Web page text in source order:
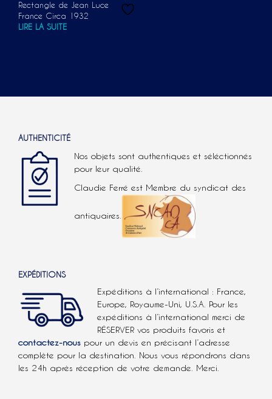
Rectangle de Jean Luce
France Circa 1932
LIRE LA SUITE
AUTHENTICITÉ
Nos objets sont authentiques et séléctionnés
pour leur qualité.
Claudie Ferré est Membre du syndicat des
antiquaires.
EXPÉDITIONS
Expéditions à l’international : France,
Europe, Royaume-Uni, U.S.A. Pour les
expéditions à l’international merci de
RÉSERVER vos produits favoris et
contactez-nous pour un devis en précisant l’adresse
complète pour la destination. Nous vous répondrons dans
les 24h après réception de votre demande. Merci.